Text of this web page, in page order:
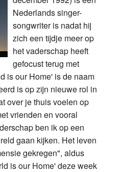
Nederlands singer-
songwriter is nadat hij
zich een tijdje meer op
het vaderschap heeft
gefocust terug met
is our Home' is de naam
is op zijn nieuwe rol in
over je thuis voelen op
vrienden en vooral
ben ik op een
gaan kijken. Het leven
gekregen", aldus
is our Home' deze week